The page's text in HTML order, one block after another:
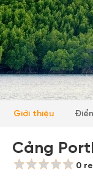
Giới thiệu
Cảng
0